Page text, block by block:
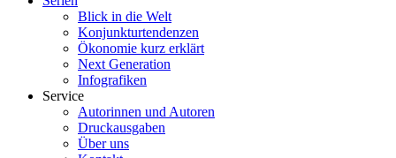
Blick in die Welt
Konjunkturtendenzen
Ökonomie kurz erklärt
Next Generation
Infografiken
Service
Autorinnen und Autoren
Druckausgaben
Über uns